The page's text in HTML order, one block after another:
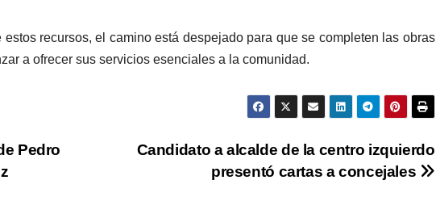
recursos, el camino está despejado para que se completen las obras
a ofrecer sus servicios esenciales a la comunidad.
Candidato a alcalde de la centro izquierdo
presentó cartas a concejales
Pedro